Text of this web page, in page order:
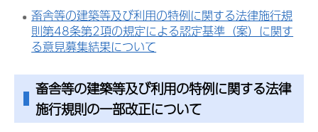
畜舎等の建築等及び利用の特例に関する法律施行規
則第48条第2項の規定による認定基準（案）に関す
る意見募集結果について
畜舎等の建築等及び利用の特例に関する法律
施行規則の一部改正について